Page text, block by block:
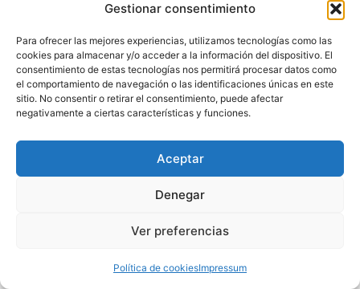
Gestionar consentimiento
Para ofrecer las mejores experiencias, utilizamos tecnologías como las
cookies para almacenar y/o acceder a la información del dispositivo. El
consentimiento de estas tecnologías nos permitirá procesar datos como
el comportamiento de navegación o las identificaciones únicas en este
sitio. No consentir o retirar el consentimiento, puede afectar
negativamente a ciertas características y funciones.
Aceptar
Denegar
Ver preferencias
Política de cookiesImpressum
Cómo crear una empresa: 6 claves para
Tipos de sociedades en España: 17 opciones
para tu negocio
brindada en https://trabajardesdecasasi.com tiene fines
educativos y de información general. No debe considerarse
asesoramiento financiero ni recomendación de inversión.
encarecidamente consultar a un profesional cualificado.
Aunque nos esforzamos por proporcionar información precisa
datos. El contenido del blog y otros recursos es únicamente